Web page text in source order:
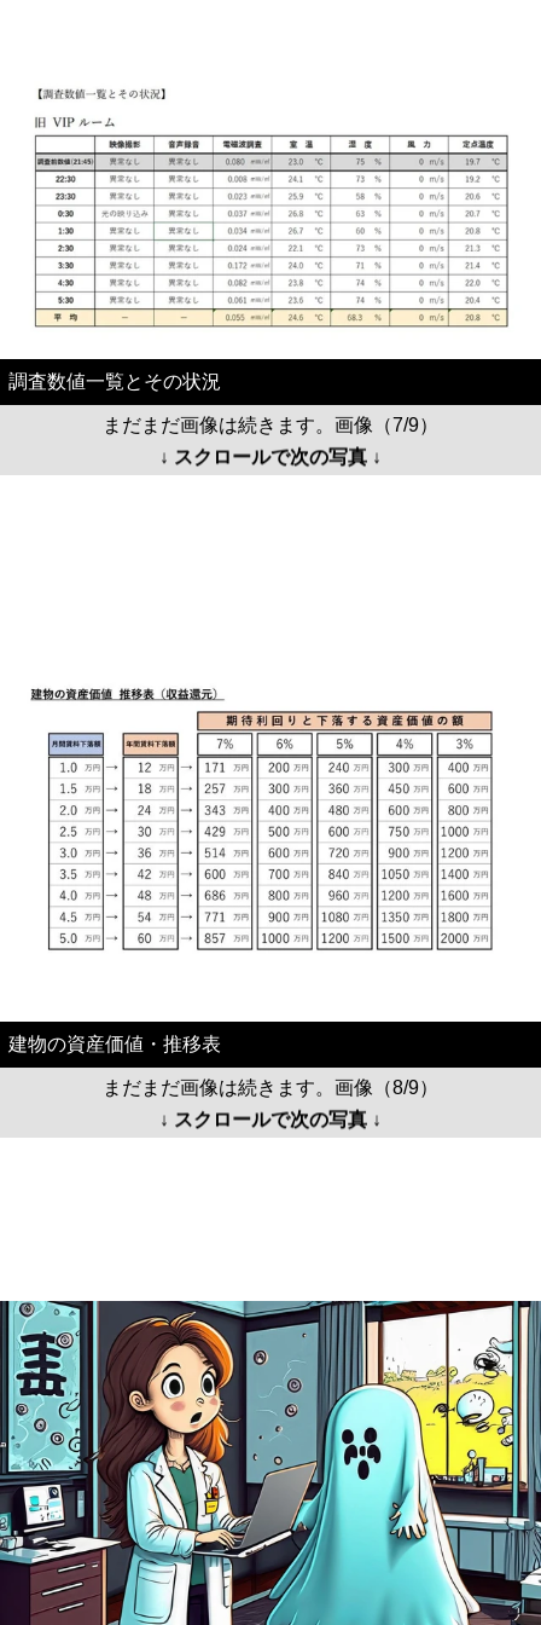
調査数値一覧とその状況
まだまだ画像は続きます。画像（7/9）
↓ スクロールで次の写真 ↓
建物の資産価値・推移表
まだまだ画像は続きます。画像（8/9）
↓ スクロールで次の写真 ↓